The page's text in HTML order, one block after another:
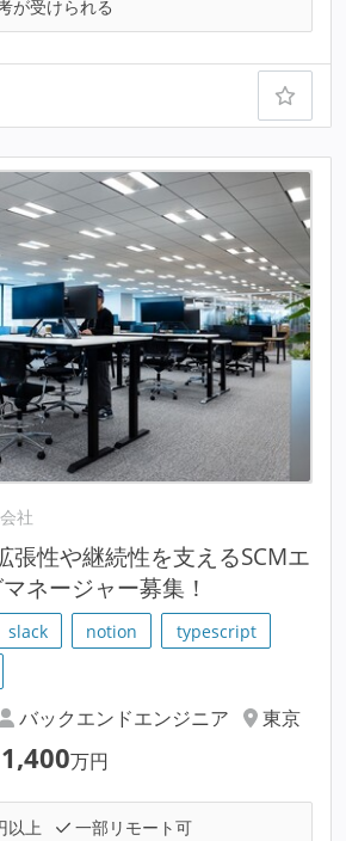
が受けられる
社
張性や継続性を支えるSCMエ
ネージャー募集！
slack notion
typescript
バックエンドエンジニア
東京
1,400万円
以上
一部リモート可